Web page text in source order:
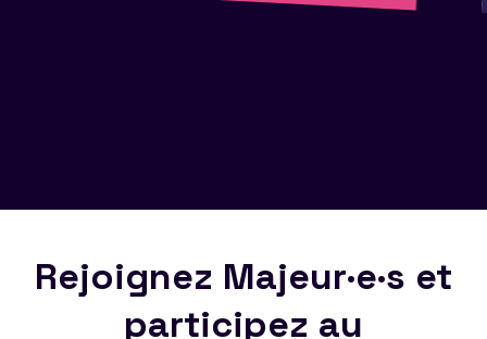
Rejoignez Majeur·e·s et
participez au